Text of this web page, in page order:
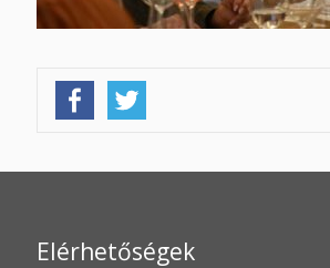
Elérhetőségek